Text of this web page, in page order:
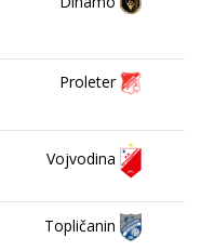
Proleter
Vojvodina
Topličanin